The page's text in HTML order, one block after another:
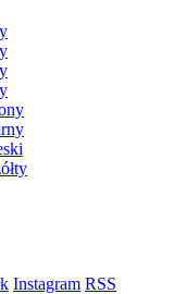
Instagram RSS